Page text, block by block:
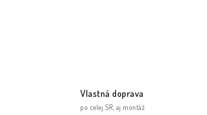
Vlastná doprava
po celej SR, aj montáž